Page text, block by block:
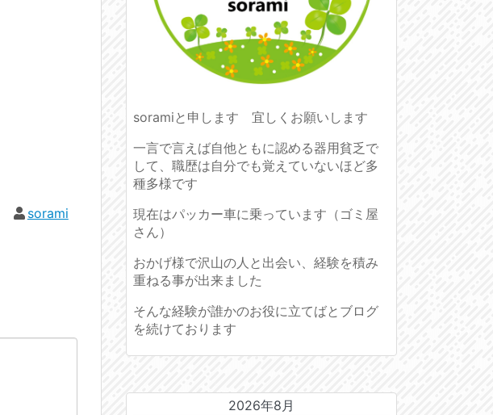
sorami
soramiと申します 宜しくお願いします
一言で言えば自他ともに認める器用貧乏で
して、職歴は自分でも覚えていないほど多
種多様です
現在はパッカー車に乗っています（ゴミ屋
さん）
おかげ様で沢山の人と出会い、経験を積み
重ねる事が出来ました
そんな経験が誰かのお役に立てばとブログ
を続けております
2026年8月